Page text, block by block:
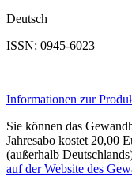
Deutsch
ISSN: 0945-6023
Informationen zur
Sie können das
Jahresabo kostet 20,00
(außerhalb
auf der Website des